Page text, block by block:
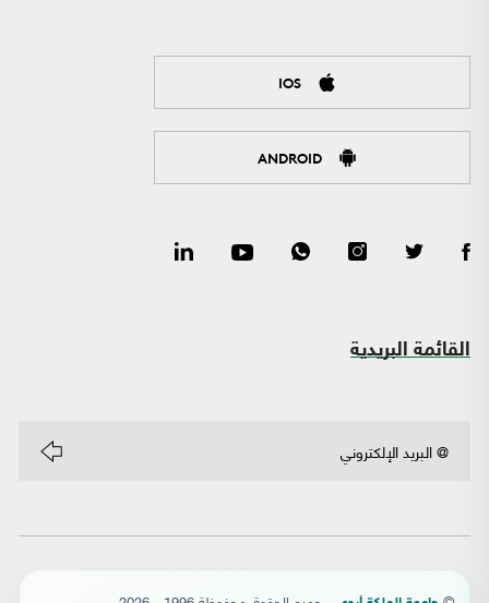
IOS
ANDROID
القائمة البريدية